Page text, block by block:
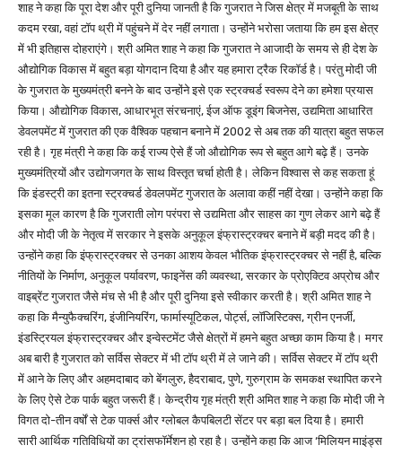
शाह ने कहा कि पूरा देश और पूरी दुनिया जानती है कि गुजरात ने जिस क्षेत्र में मजबूती के साथ
कदम रखा, वहां टॉप थ्री में पहुंचने में देर नहीं लगाता। उन्होंने भरोसा जताया कि हम इस क्षेत्र
में भी इतिहास दोहराएंगे। श्री अमित शाह ने कहा कि गुजरात ने आजादी के समय से ही देश के
औद्योगिक विकास में बहुत बड़ा योगदान दिया है और यह हमारा ट्रैक रिकॉर्ड है। परंतु मोदी जी
के गुजरात के मुख्यमंत्री बनने के बाद उन्होंने इसे एक स्ट्रक्चर्ड स्वरूप देने का हमेशा प्रयास
किया। औद्योगिक विकास, आधारभूत संरचनाएं, ईज ऑफ डूइंग बिजनेस, उद्यमिता आधारित
डेवलपमेंट में गुजरात की एक वैश्विक पहचान बनाने में 2002 से अब तक की यात्रा बहुत सफल
रही है। गृह मंत्री ने कहा कि कई राज्य ऐसे हैं जो औद्योगिक रूप से बहुत आगे बढ़े हैं। उनके
मुख्यमंत्रियों और उद्योगजगत के साथ विस्तृत चर्चा होती है। लेकिन विश्वास से कह सकता हूं
कि इंडस्ट्री का इतना स्ट्रक्चर्ड डेवलपमेंट गुजरात के अलावा कहीं नहीं देखा। उन्होंने कहा कि
इसका मूल कारण है कि गुजराती लोग परंपरा से उद्यमिता और साहस का गुण लेकर आगे बढ़े हैं
और मोदी जी के नेतृत्व में सरकार ने इसके अनुकूल इंफ्रास्ट्रक्चर बनाने में बड़ी मदद की है।
उन्होंने कहा कि इंफ्रास्ट्रक्चर से उनका आशय केवल भौतिक इंफ्रास्ट्रक्चर से नहीं है, बल्कि
नीतियों के निर्माण, अनुकूल पर्यावरण, फाइनेंस की व्यवस्था, सरकार के प्रोएक्टिव अप्रोच और
वाइब्रेंट गुजरात जैसे मंच से भी है और पूरी दुनिया इसे स्वीकार करती है। श्री अमित शाह ने
कहा कि मैन्युफैक्चरिंग, इंजीनियरिंग, फार्मास्यूटिकल, पोर्ट्स, लॉजिस्टिक्स, ग्रीन एनर्जी,
इंडस्ट्रियल इंफ्रास्ट्रक्चर और इन्वेस्टमेंट जैसे क्षेत्रों में हमने बहुत अच्छा काम किया है। मगर
अब बारी है गुजरात को सर्विस सेक्टर में भी टॉप थ्री में ले जाने की। सर्विस सेक्टर में टॉप थ्री
में आने के लिए और अहमदाबाद को बेंगलुरु, हैदराबाद, पुणे, गुरुग्राम के समकक्ष स्थापित करने
के लिए ऐसे टेक पार्क बहुत जरूरी हैं। केन्द्रीय गृह मंत्री श्री अमित शाह ने कहा कि मोदी जी ने
विगत दो-तीन वर्षों से टेक पार्क्स और ग्लोबल कैपबिलटी सेंटर पर बड़ा बल दिया है। हमारी
सारी आर्थिक गतिविधियों का ट्रांसफॉर्मेशन हो रहा है। उन्होंने कहा कि आज ‘मिलियन माइंड्स